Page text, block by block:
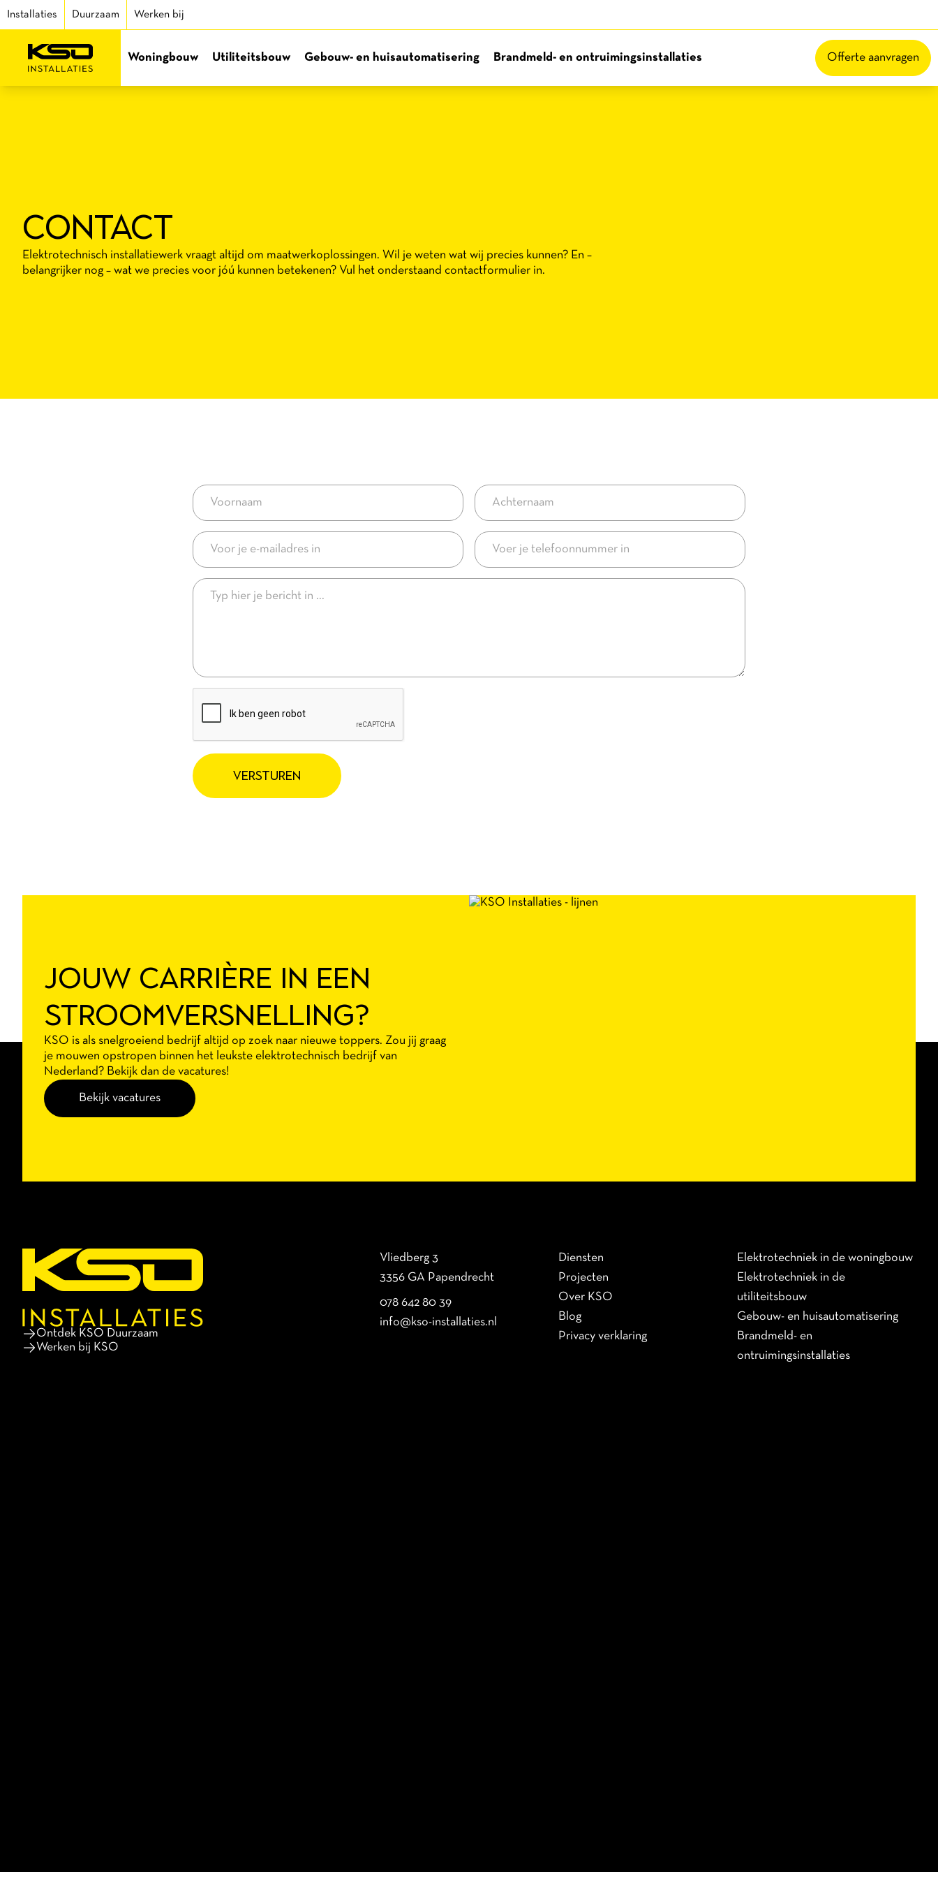
Installaties Duurzaam Werken bij
Woningbouw Utiliteitsbouw Gebouw- en huisautomatisering Brandmeld- en ontruimingsinstallaties Offerte aanvragen
CONTACT
Elektrotechnisch installatiewerk vraagt altijd om maatwerkoplossingen. Wil je weten wat wij precies kunnen? En –
belangrijker nog – wat we precies voor jóú kunnen betekenen? Vul het onderstaand contactformulier in.
VERSTUREN
JOUW CARRIÈRE IN EEN
STROOMVERSNELLING?
KSO is als snelgroeiend bedrijf altijd op zoek naar nieuwe toppers. Zou jij graag
je mouwen opstropen binnen het leukste elektrotechnisch bedrijf van
Nederland? Bekijk dan de vacatures!
Bekijk vacatures
Ontdek KSO Duurzaam
Werken bij KSO
Vliedberg 3
3356 GA Papendrecht
078 642 80 39
info@kso-installaties.nl
Diensten
Projecten
Over KSO
Blog
Privacy verklaring
Elektrotechniek in de woningbouw
Elektrotechniek in de
utiliteitsbouw
Gebouw- en huisautomatisering
Brandmeld- en
ontruimingsinstallaties